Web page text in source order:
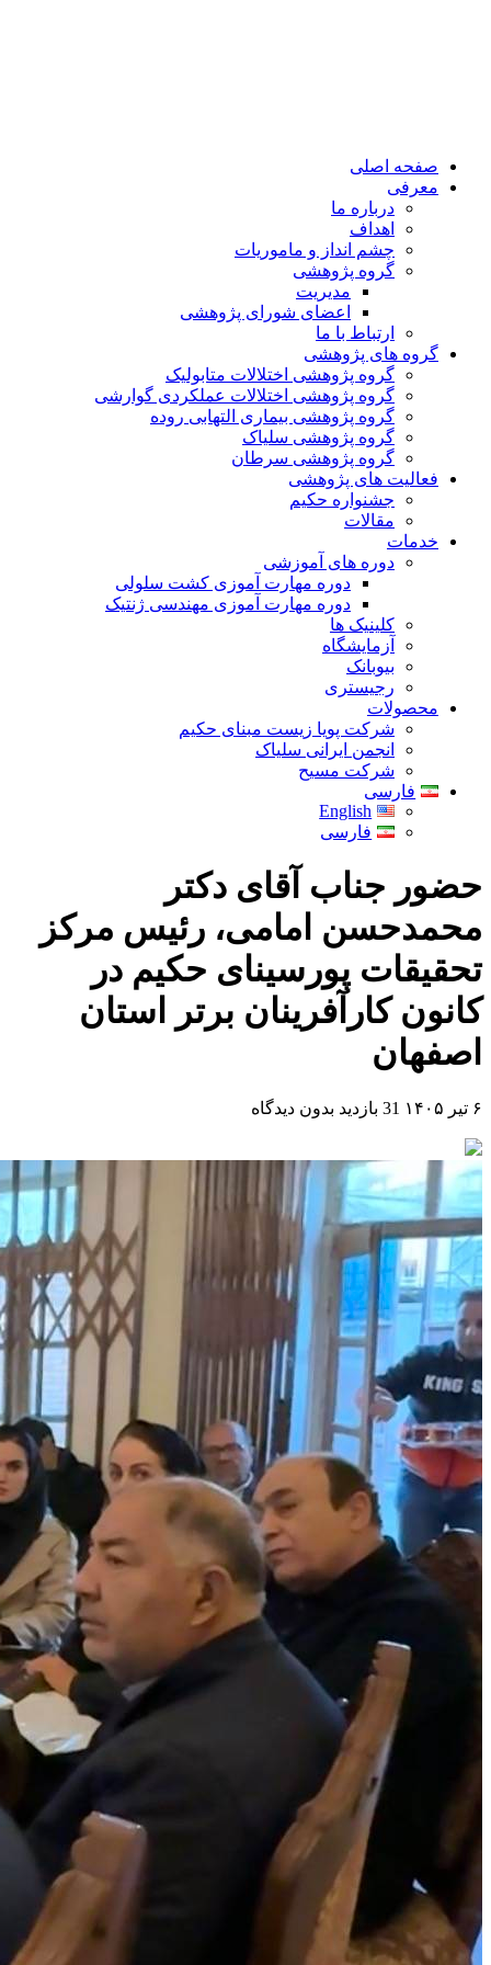
صفحه اصلی
معرفی
درباره ما
اهداف
چشم انداز و ماموریات
گروه پژوهشی
مدیریت
اعضای شورای پژوهشی
ارتباط با ما
گروه های پژوهشی
گروه پژوهشی اختلالات متابولیک
گروه پژوهشی اختلالات عملکردی گوارشی
گروه پژوهشی بیماری التهابی روده
گروه پژوهشی سلیاک
گروه پژوهشی سرطان
فعالیت های پژوهشی
جشنواره حکیم
مقالات
خدمات
دوره های آموزشی
دوره مهارت آموزی کشت سلولی
دوره مهارت آموزی مهندسی ژنتیک
کلینیک ها
آزمایشگاه
بیوبانک
رجیستری
محصولات
شرکت پویا زیست مبنای حکیم
انجمن ایرانی سلیاک
شرکت مسیح
فارسی
English
فارسی
حضور جناب آقای دکتر
محمدحسن امامی، رئیس مرکز
تحقیقات پورسینای حکیم در
کانون کارآفرینان برتر استان
اصفهان
۶ تیر ۱۴۰۵ 31 بازدید بدون دیدگاه